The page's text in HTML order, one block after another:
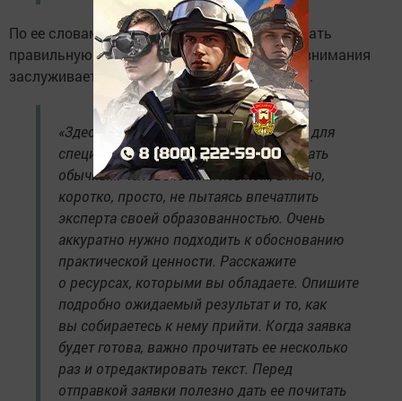
По ее словам, для начала необходимо выбрать
правильную секцию конкурса. Отдельного внимания
заслуживает и сам стиль изложения заявки.
«Здесь важно помнить, что вы пишете для
специалистов, но не узких. Лучше писать
обычным человеческим языком, внятно,
коротко, просто, не пытаясь впечатлить
эксперта своей образованностью. Очень
аккуратно нужно подходить к обоснованию
практической ценности. Расскажите
о ресурсах, которыми вы обладаете. Опишите
подробно ожидаемый результат и то, как
вы собираетесь к нему прийти. Когда заявка
будет готова, важно прочитать ее несколько
раз и отредактировать текст. Перед
отправкой заявки полезно дать ее почитать